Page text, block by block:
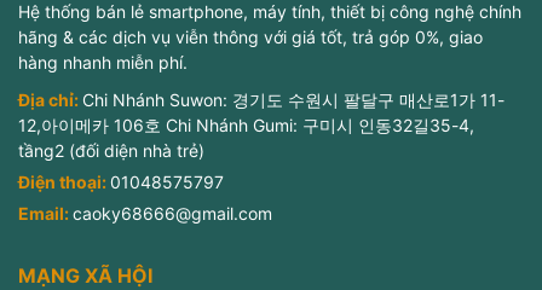
Hệ thống bán lẻ smartphone, máy tính, thiết bị công nghệ chính
hãng & các dịch vụ viễn thông với giá tốt, trả góp 0%, giao
hàng nhanh miễn phí.
Địa chỉ: Chi Nhánh Suwon: 경기도 수원시 팔달구 매산로1가 11-
12,아이메카 106호 Chi Nhánh Gumi: 구미시 인동32길35-4,
tầng2 (đối diện nhà trẻ)
Điện thoại:01048575797
Email:caoky68666@gmail.com
MẠNG XÃ HỘI